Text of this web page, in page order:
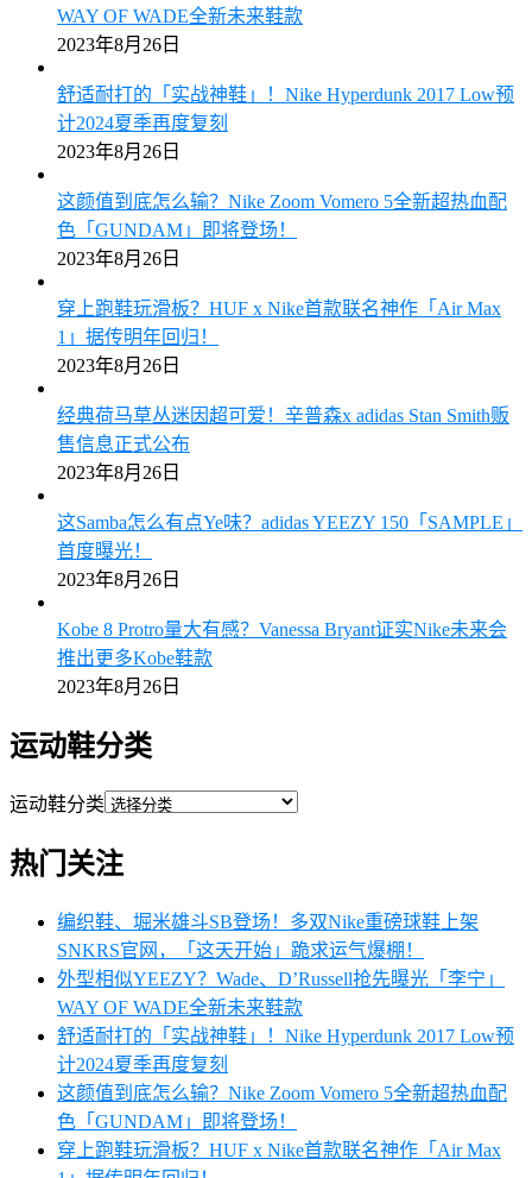
WAY OF WADE全新未来鞋款
2023年8月26日
舒适耐打的「实战神鞋」！Nike Hyperdunk 2017 Low预
计2024夏季再度复刻
2023年8月26日
这颜值到底怎么输？Nike Zoom Vomero 5全新超热血配
色「GUNDAM」即将登场！
2023年8月26日
穿上跑鞋玩滑板？HUF x Nike首款联名神作「Air Max
1」据传明年回归！
2023年8月26日
经典荷马草丛迷因超可爱！辛普森x adidas Stan Smith贩
售信息正式公布
2023年8月26日
这Samba怎么有点Ye味？adidas YEEZY 150「SAMPLE」
首度曝光！
2023年8月26日
Kobe 8 Protro量大有感？Vanessa Bryant证实Nike未来会
推出更多Kobe鞋款
2023年8月26日
运动鞋分类
运动鞋分类
热门关注
编织鞋、堀米雄斗SB登场！多双Nike重磅球鞋上架
SNKRS官网，「这天开始」跪求运气爆棚！
外型相似YEEZY？Wade、D’Russell抢先曝光「李宁」
WAY OF WADE全新未来鞋款
舒适耐打的「实战神鞋」！Nike Hyperdunk 2017 Low预
计2024夏季再度复刻
这颜值到底怎么输？Nike Zoom Vomero 5全新超热血配
色「GUNDAM」即将登场！
穿上跑鞋玩滑板？HUF x Nike首款联名神作「Air Max